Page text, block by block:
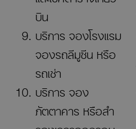
บิน
บริการ จองโรงแรม
จองรถลีมูซีน หรือ
รถเช่า
บริการ จอง
ภัตตาคาร หรือสํา